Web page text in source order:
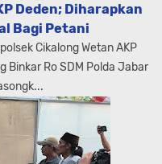
Deden; Diharapkan
Bagi Petani
Cikalong Wetan AKP
Binkar Ro SDM Polda Jabar